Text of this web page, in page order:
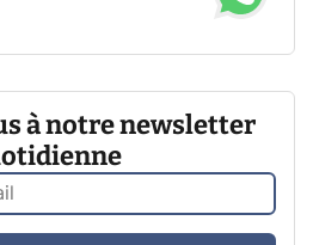
à notre newsletter